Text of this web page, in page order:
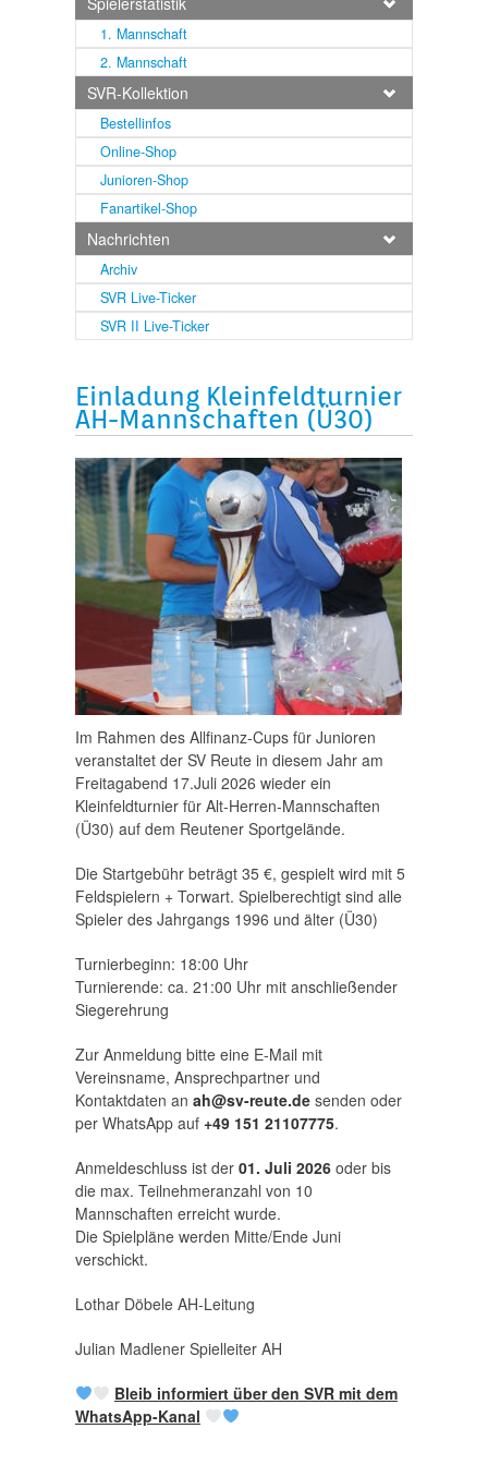
1. Mannschaft
2. Mannschaft
SVR-Kollektion
Bestellinfos
Online-Shop
Junioren-Shop
Fanartikel-Shop
Nachrichten
Archiv
SVR Live-Ticker
SVR II Live-Ticker
Einladung Kleinfeldturnier
AH-Mannschaften (Ü30)
Im Rahmen des Allfinanz-Cups für Junioren
veranstaltet der SV Reute in diesem Jahr am
Freitagabend 17.Juli 2026 wieder ein
Kleinfeldturnier für Alt-Herren-Mannschaften
(Ü30) auf dem Reutener Sportgelände.
Die Startgebühr beträgt 35 €, gespielt wird mit 5
Feldspielern + Torwart. Spielberechtigt sind alle
Spieler des Jahrgangs 1996 und älter (Ü30)
Turnierbeginn: 18:00 Uhr
Turnierende: ca. 21:00 Uhr mit anschließender
Siegerehrung
Zur Anmeldung bitte eine E-Mail mit
Vereinsname, Ansprechpartner und
Kontaktdaten an ah@sv-reute.de senden oder
per WhatsApp auf +49 151 21107775.
Anmeldeschluss ist der 01. Juli 2026 oder bis
die max. Teilnehmeranzahl von 10
Mannschaften erreicht wurde.
Die Spielpläne werden Mitte/Ende Juni
verschickt.
Lothar Döbele AH-Leitung
Julian Madlener Spielleiter AH
Bleib informiert über den SVR mit dem
WhatsApp-Kanal